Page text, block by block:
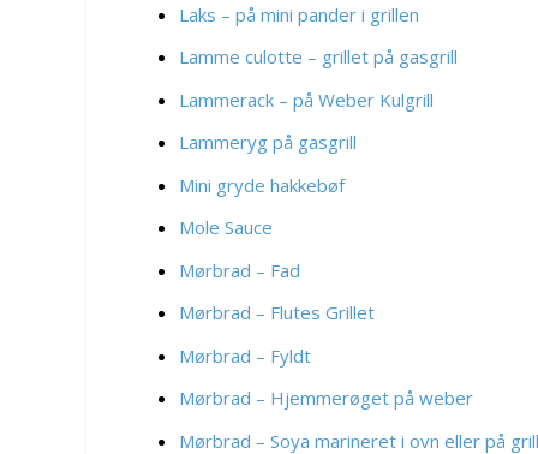
Laks – på mini pander i grillen
Lamme culotte – grillet på gasgrill
Lammerack – på Weber Kulgrill
Lammeryg på gasgrill
Mini gryde hakkebøf
Mole Sauce
Mørbrad – Fad
Mørbrad – Flutes Grillet
Mørbrad – Fyldt
Mørbrad – Hjemmerøget på weber
Mørbrad – Soya marineret i ovn eller på